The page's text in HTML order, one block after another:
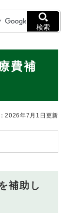
検索
費補
2026年7月1日更新
補助し